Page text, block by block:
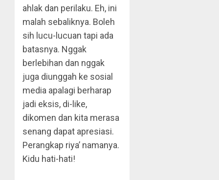
ahlak dan perilaku. Eh, ini
malah sebaliknya. Boleh
sih lucu-lucuan tapi ada
batasnya. Nggak
berlebihan dan nggak
juga diunggah ke sosial
media apalagi berharap
jadi eksis, di-like,
dikomen dan kita merasa
senang dapat apresiasi.
Perangkap riya’ namanya.
Kidu hati-hati!